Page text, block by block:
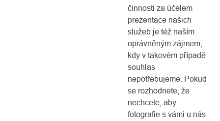
činnosti za účelem
prezentace našich
služeb je též naším
oprávněným zájmem,
kdy v takovém případě
souhlas
nepotřebujeme. Pokud
se rozhodnete, že
nechcete, aby
fotografie s vámi u nás